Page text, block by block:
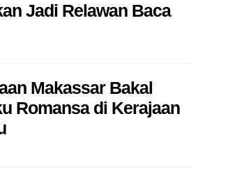
Jadi Relawan Baca
Makassar Bakal
Romansa di Kerajaan